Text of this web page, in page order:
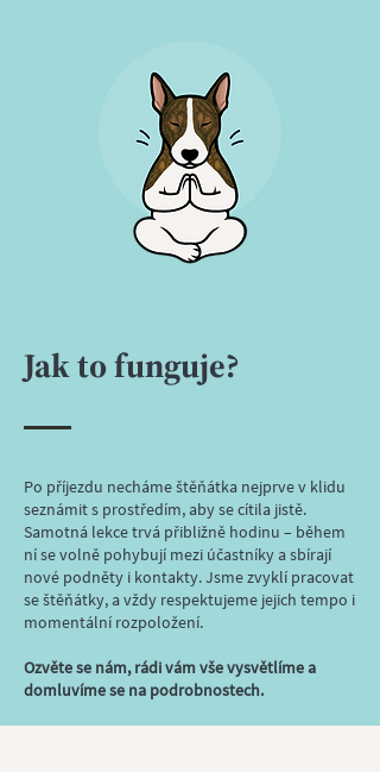
Jak to funguje?
Po příjezdu necháme štěňátka nejprve v klidu
seznámit s prostředím, aby se cítila jistě.
Samotná lekce trvá přibližně hodinu – během
ní se volně pohybují mezi účastníky a sbírají
nové podněty i kontakty. Jsme zvyklí pracovat
se štěňátky, a vždy respektujeme jejich tempo i
momentální rozpoložení.
Ozvěte se nám, rádi vám vše vysvětlíme a
domluvíme se na podrobnostech.